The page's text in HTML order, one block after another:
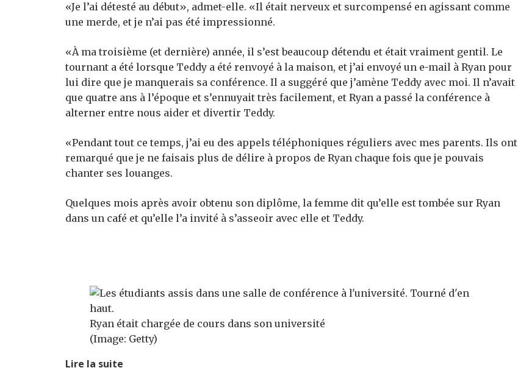
«Je l’ai détesté au début», admet-elle. «Il était nerveux et surcompensé en agissant comme
une merde, et je n’ai pas été impressionné.
«À ma troisième (et dernière) année, il s’est beaucoup détendu et était vraiment gentil. Le
tournant a été lorsque Teddy a été renvoyé à la maison, et j’ai envoyé un e-mail à Ryan pour
lui dire que je manquerais sa conférence. Il a suggéré que j’amène Teddy avec moi. Il n’avait
que quatre ans à l’époque et s’ennuyait très facilement, et Ryan a passé la conférence à
alterner entre nous aider et divertir Teddy.
«Pendant tout ce temps, j’ai eu des appels téléphoniques réguliers avec mes parents. Ils ont
remarqué que je ne faisais plus de délire à propos de Ryan chaque fois que je pouvais
chanter ses louanges.
Quelques mois après avoir obtenu son diplôme, la femme dit qu’elle est tombée sur Ryan
dans un café et qu’elle l’a invité à s’asseoir avec elle et Teddy.
Ryan était chargée de cours dans son université
(Image: Getty)
Lire la suite